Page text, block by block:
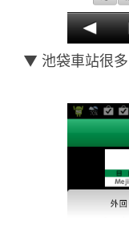
▼ 池袋車站很